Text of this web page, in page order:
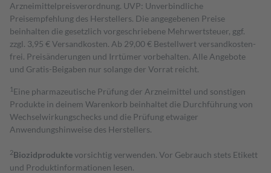
Arzneimittelpreisverordnung. UVP: Unverbindliche
Preisempfehlung des Herstellers. Die angegebenen Preise
beinhalten die gesetzlich vorgeschriebene Mehrwertsteuer, ggf.
zzgl. 3,95 € Versandkosten. Ab 29,00 € Bestell­wert versand­kosten­
frei. Preisänderungen und Irrtümer vorbehalten. Alle Angebote
und Gratis-Beigaben nur solange der Vorrat reicht.
1 Eine pharmazeutische Prüfung der Arzneimittel und sonstigen
Produkte in deinem Warenkorb beinhaltet die Durchführung von
Wechselwirkungschecks und die Prüfung etwaiger
Anwendungshinweise des Herstellers.
2Biozidproduktevorsichtig verwenden. Vor Gebrauch stets Etikett
und Produktinformationen lesen.